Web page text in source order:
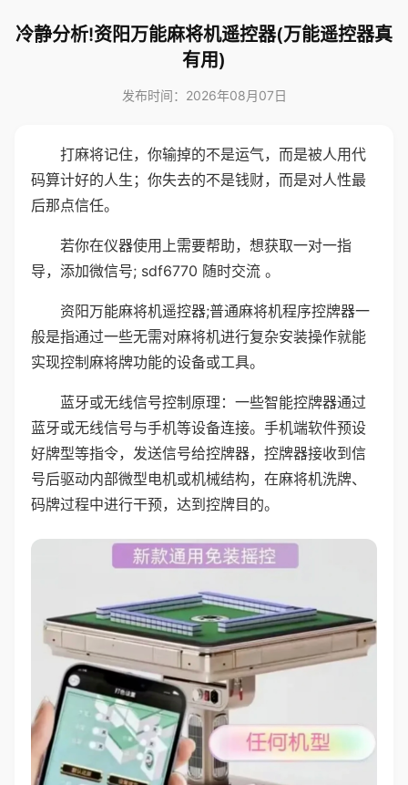
冷静分析!资阳万能麻将机遥控器(万能遥控器真
有用)
发布时间：2026年08月07日
打麻将记住，你输掉的不是运气，而是被人用代
码算计好的人生；你失去的不是钱财，而是对人性最
后那点信任。
若你在仪器使用上需要帮助，想获取一对一指
导，添加微信号; sdf6770 随时交流 。
资阳万能麻将机遥控器;普通麻将机程序控牌器一
般是指通过一些无需对麻将机进行复杂安装操作就能
实现控制麻将牌功能的设备或工具。
蓝牙或无线信号控制原理：一些智能控牌器通过
蓝牙或无线信号与手机等设备连接。手机端软件预设
好牌型等指令，发送信号给控牌器，控牌器接收到信
号后驱动内部微型电机或机械结构，在麻将机洗牌、
码牌过程中进行干预，达到控牌目的。